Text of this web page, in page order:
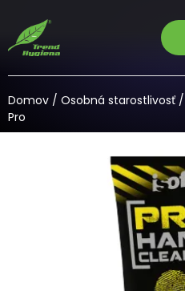
Domov / Osobná starostlivosť /
Pro